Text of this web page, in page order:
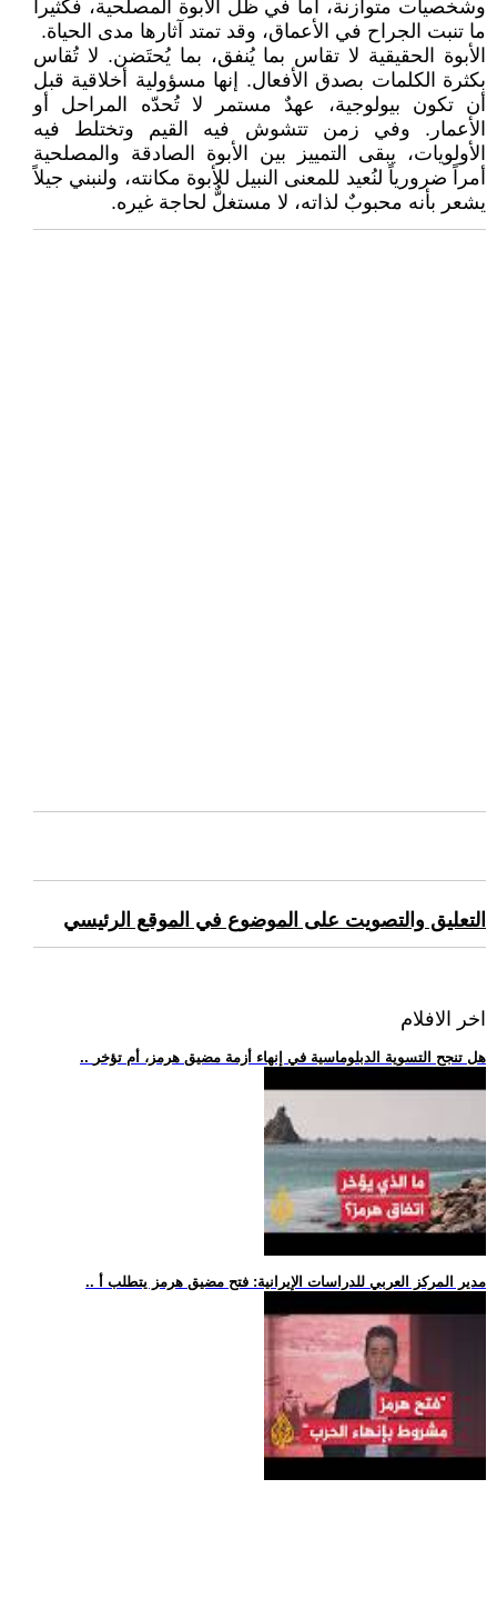
وشخصيات متوازنة، أما في ظل الأبوة المصلحية، فكثيراً
ما تنبت الجراح في الأعماق، وقد تمتد آثارها مدى الحياة.
الأبوة الحقيقية لا تقاس بما يُنفق، بما يُحتَضن. لا تُقاس
بكثرة الكلمات بصدق الأفعال. إنها مسؤولية أخلاقية قبل
أن تكون بيولوجية، عهدٌ مستمر لا تُحدّه المراحل أو
الأعمار. وفي زمن تتشوش فيه القيم وتختلط فيه
الأولويات، يبقى التمييز بين الأبوة الصادقة والمصلحية
أمراً ضرورياً لنُعيد للمعنى النبيل للأبوة مكانته، ولنبني جيلاً
يشعر بأنه محبوبٌ لذاته، لا مستغلٌّ لحاجة غيره.
التعليق والتصويت على الموضوع في الموقع الرئيسي
اخر الافلام
.. هل تنجح التسوية الدبلوماسية في إنهاء أزمة مضيق هرمز، أم تؤخر
.. مدير المركز العربي للدراسات الإيرانية: فتح مضيق هرمز يتطلب أ